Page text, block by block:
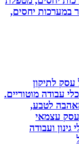
יחסים,
מוטוריים.
לטבע,
ועבודה